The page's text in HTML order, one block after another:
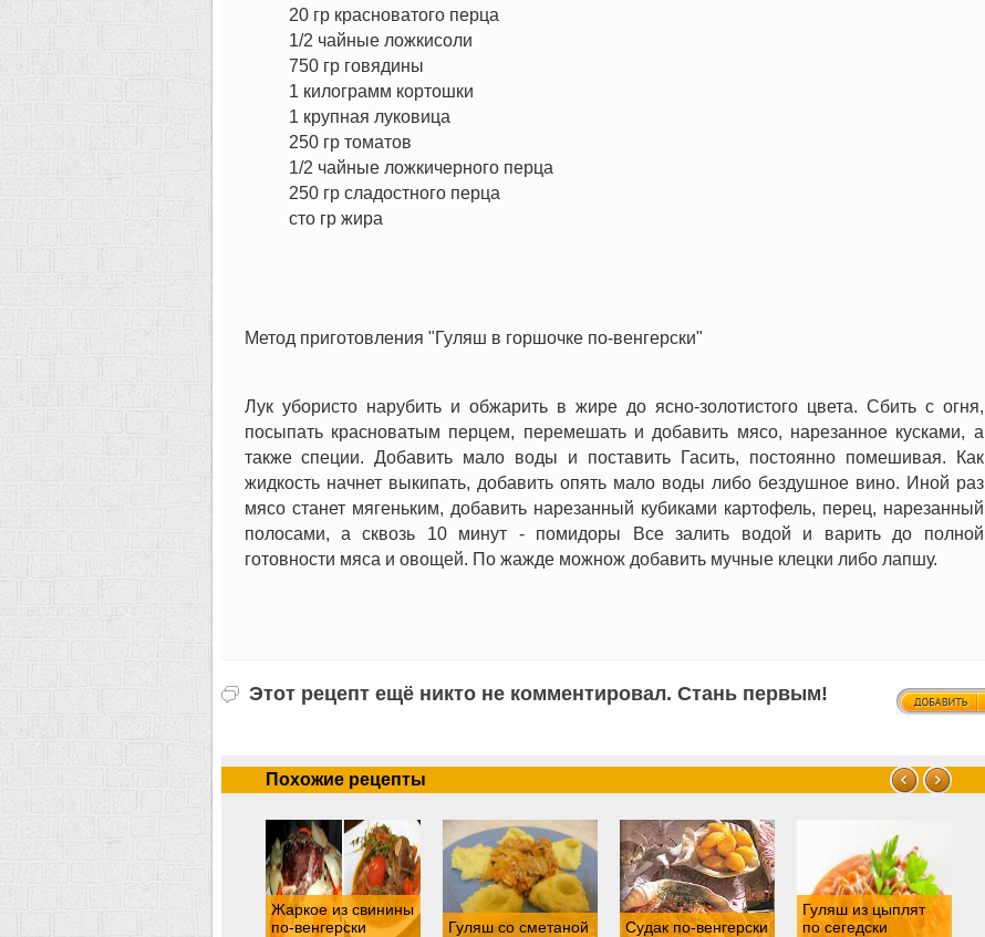
20 гр красноватого перца
1/2 чайные ложкисоли
750 гр говядины
1 килограмм кортошки
1 крупная луковица
250 гр томатов
1/2 чайные ложкичерного перца
250 гр сладостного перца
сто гр жира
Метод приготовления "Гуляш в горшочке по-венгерски"
Лук убористо нарубить и обжарить в жире до ясно-золотистого цвета. Сбить с огня,
посыпать красноватым перцем, перемешать и добавить мясо, нарезанное кусками, а
также специи. Добавить мало воды и поставить Гасить, постоянно помешивая. Как
жидкость начнет выкипать, добавить опять мало воды либо бездушное вино. Иной раз
мясо станет мягеньким, добавить нарезанный кубиками картофель, перец, нарезанный
полосами, а сквозь 10 минут - помидоры Все залить водой и варить до полной
готовности мяса и овощей. По жажде можнож добавить мучные клецки либо лапшу.
Этот рецепт ещё никто не комментировал. Стань первым!
Похожие рецепты
Жаркое из свинины
по-венгерски
Гуляш со сметаной Судак по-венгерски
Гуляш из цыплят
по сегедски